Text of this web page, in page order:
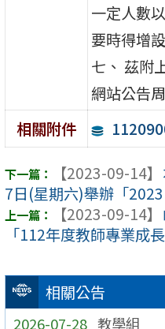
相關公告
2026-07-28 教學組
一定人數
要時得增
七、 茲附
網站公告
相關附件
【2023-09-14】
7日(星期六)舉辦「
【2023-09-14】
「112年度教師專業成